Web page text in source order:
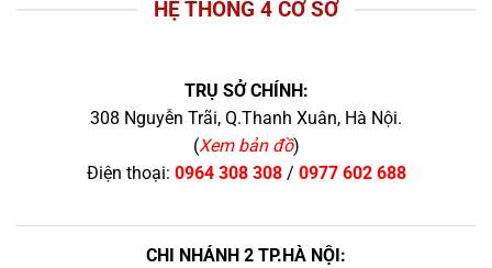
HỆ THỐNG 4 CƠ SỞ
TRỤ SỞ CHÍNH:
308 Nguyễn Trãi, Q.Thanh Xuân, Hà Nội.
(Xem bản đồ)
Điện thoại: 0964 308 308/ 0977 602 688
CHI NHÁNH 2 TP.HÀ NỘI: